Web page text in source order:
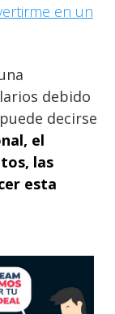
en un
debido
decirse
el
las
esta